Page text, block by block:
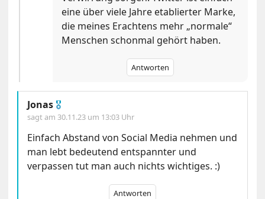
eine über viele Jahre etablierter Marke,
die meines Erachtens mehr „normale“
Menschen schonmal gehört haben.
Antworten
Jonas 🎖
sagt am 30.11.23 um 13:03 Uhr
Einfach Abstand von Social Media nehmen und
man lebt bedeutend entspannter und
verpassen tut man auch nichts wichtiges. :)
Antworten